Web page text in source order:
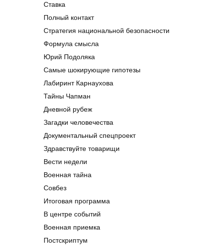
Ставка
Полный контакт
Стратегия национальной безопасности
Формула смысла
Юрий Подоляка
Самые шокирующие гипотезы
Лабиринт Карнаухова
Тайны Чапман
Дневной рубеж
Загадки человечества
Документальный спецпроект
Здравствуйте товарищи
Вести недели
Военная тайна
Совбез
Итоговая программа
В центре событий
Военная приемка
Постскриптум